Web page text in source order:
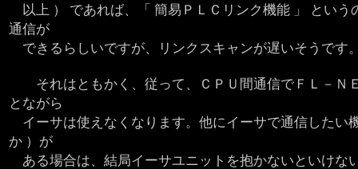
以上 ） であれば、「 簡易ＰＬＣリンク機能 」 という
通信が
できるらしいですが、リンクスキャンが遅いそうです
それはともかく、従って、ＣＰＵ間通信でＦＬ－Ｎ
とながら
イーサは使えなくなります。他にイーサで通信したい
か ）が
ある場合は、結局イーサユニットを抱かないといけな